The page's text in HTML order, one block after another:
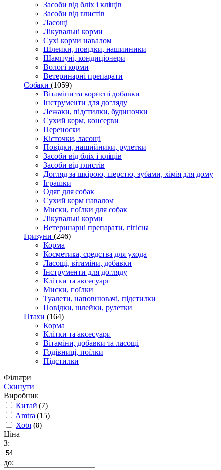
Засоби від бліх і кліщів
Засоби від глистів
Ласощі
Лікувальні корми
Сухі корми навалом
Шлейки, повідки, нашийники
Шампуні, кондиціонери
Вологі корми
Ветеринарні препарати
Собаки (1059)
Вітаміни та корисні добавки
Інструменти для догляду
Лежаки, підстилки, будиночки
Сухий корм, консерви
Переноски
Кісточки, ласощі
Повідки, нашийники, рулетки
Засоби від бліх і кліщів
Засоби від глистів
Догляд за шкірою, шерстю, зубами, хімія для дому
Іграшки
Одяг для собак
Сухий корм навалом
Миски, поїлки для собак
Лікувальні корми
Ветеринарні препарати, гігієна
Гризуни (246)
Корма
Косметика, средства для ухода
Ласощі, вітаміни, добавки
Інструменти для догляду
Клітки та аксесуари
Миски, поїлки
Туалети, наповнювачі, підстилки
Повідки, шлейки, рулетки
Птахи (164)
Корма
Клітки та аксесуари
Вітаміни, добавки та ласощі
Годівниці, поїлки
Підстилки
Фільтри
Скинути
Виробник
Китай (7)
Amtra (15)
Хобі (8)
Ціна
З:
до: